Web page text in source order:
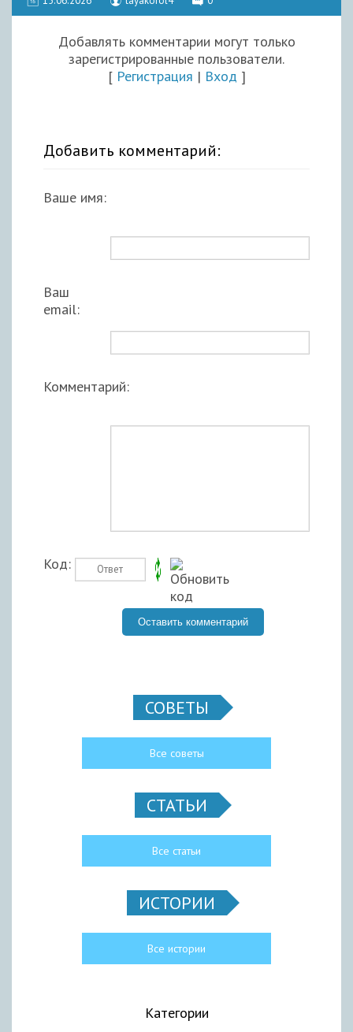
Добавлять комментарии могут только
зарегистрированные пользователи.
[ Регистрация | Вход ]
Добавить комментарий:
Ваше имя:
Ваш
email:
Комментарий:
Код:
СОВЕТЫ
Все советы
СТАТЬИ
Все статьи
ИСТОРИИ
Все истории
Категории